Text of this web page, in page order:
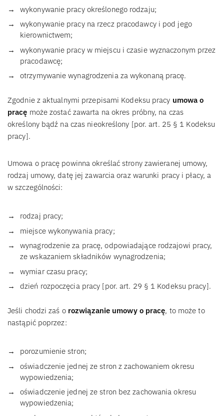
wykonywanie pracy określonego rodzaju;
wykonywanie pracy na rzecz pracodawcy i pod jego
kierownictwem;
wykonywanie pracy w miejscu i czasie wyznaczonym przez
pracodawcę;
otrzymywanie wynagrodzenia za wykonaną pracę.
Zgodnie z aktualnymi przepisami Kodeksu pracy umowa o
pracę może zostać zawarta na okres próbny, na czas
określony bądź na czas nieokreślony [por. art. 25 § 1 Kodeksu
pracy].
Umowa o pracę powinna określać strony zawieranej umowy,
rodzaj umowy, datę jej zawarcia oraz warunki pracy i płacy, a
w szczególności:
rodzaj pracy;
miejsce wykonywania pracy;
wynagrodzenie za pracę, odpowiadające rodzajowi pracy,
ze wskazaniem składników wynagrodzenia;
wymiar czasu pracy;
dzień rozpoczęcia pracy [por. art. 29 § 1 Kodeksu pracy].
Jeśli chodzi zaś o rozwiązanie umowy o pracę, to może to
nastąpić poprzez:
porozumienie stron;
oświadczenie jednej ze stron z zachowaniem okresu
wypowiedzenia;
oświadczenie jednej ze stron bez zachowania okresu
wypowiedzenia;